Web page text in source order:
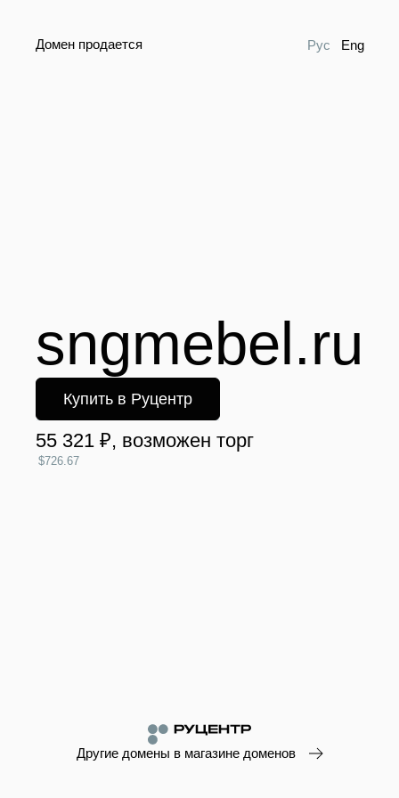
Домен продается Рус Eng
sngmebel.ru
Купить в Руцентр
55 321 ₽, возможен торг
$726.67
Другие домены в магазине доменов